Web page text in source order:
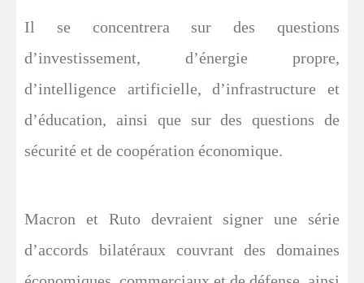
Il se concentrera sur des questions
d’investissement, d’énergie propre,
d’intelligence artificielle, d’infrastructure et
d’éducation, ainsi que sur des questions de
sécurité et de coopération économique.
Macron et Ruto devraient signer une série
d’accords bilatéraux couvrant des domaines